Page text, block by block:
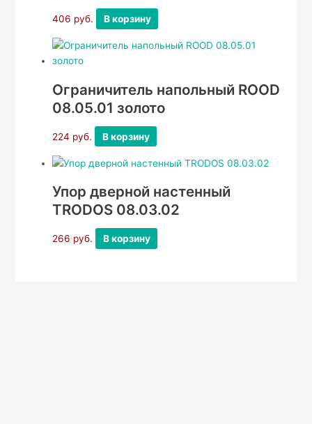
406 руб. В корзину
Ограничитель напольный ROOD
08.05.01 золото
224 руб. В корзину
Упор дверной настенный
TRODOS 08.03.02
266 руб. В корзину